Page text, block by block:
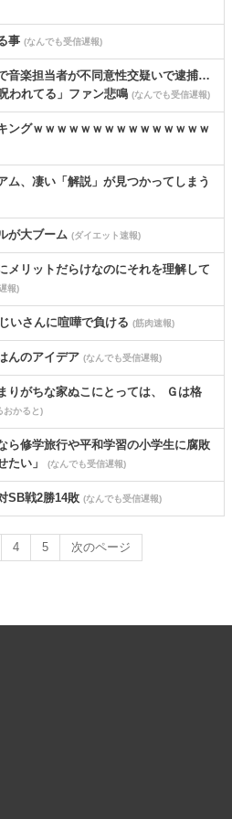
事 (なんでも受信遅報)
音楽担当者が不同意性交疑いで逮捕…
われてる」ファン悲鳴 (なんでも受信遅報)
ングｗｗｗｗｗｗｗｗｗｗｗｗｗｗｗ
ム、凄い「解説」が見つかってしまう
が大ブーム (ダイエット速報)
メリットだらけなのにそれを理解して
報)
いさんに喧嘩で負ける (筋肉速報)
んのアイデア (なんでも受信遅報)
りがちな家ぬこにとっては、 Ｇは格
おかると)
ら修学旅行や平和学習の小学生に腐敗
たい」
(なんでも受信遅報)
SB戦2勝14敗 (なんでも受信遅報)
4 5 次のページ